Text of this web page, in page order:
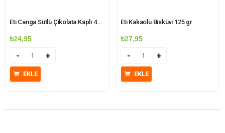
Eti Canga Sütlü Çikolata Kaplı 45 gr
₺24,95
Miktar
EKLE
Eti Kakaolu Bisküvi 125 gr
₺27,95
Miktar
EKLE